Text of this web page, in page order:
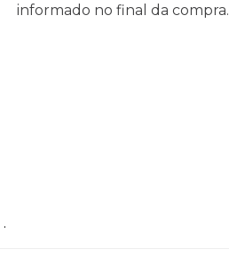
informado no final da compra.
.